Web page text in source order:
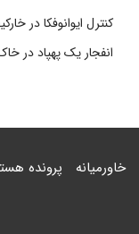
کنترل ایوانوفکا در
انفجار یک پهپاد در
خاورمیانه پرونده